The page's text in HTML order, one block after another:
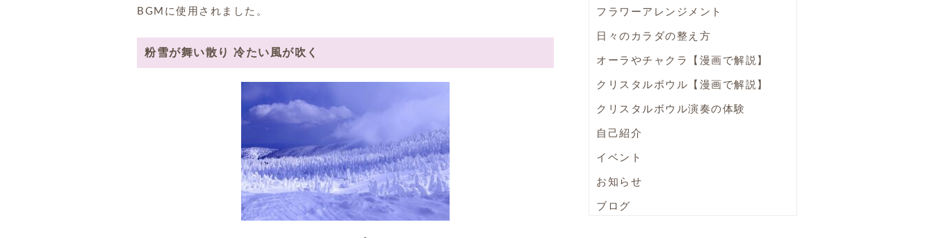
BGMに使用されました。
粉雪が舞い散り 冷たい風が吹く
フラワーアレンジメント
日々のカラダの整え方
オーラやチャクラ【漫画で解説】
クリスタルボウル【漫画で解説】
クリスタルボウル演奏の体験
自己紹介
イベント
お知らせ
ブログ